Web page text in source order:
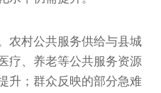
农村公共服务供给与县城
疗、养老等公共服务资源
升；群众反映的部分急难